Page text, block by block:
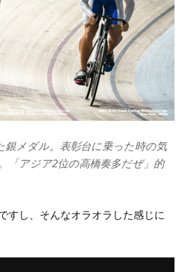
銀メダル。表彰台に乗った時の気
「アジア2位の高橋奏多だぜ」的
すし、そんなオラオラした感じに